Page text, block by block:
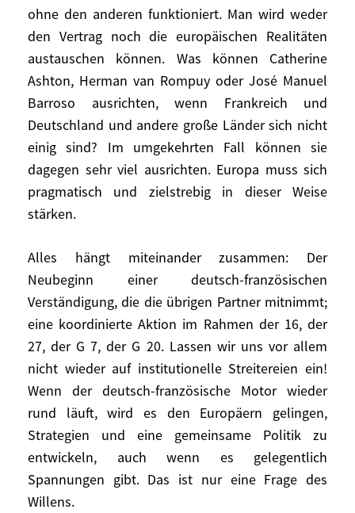
ohne den anderen funktioniert. Man wird weder
den Vertrag noch die europäischen Realitäten
austauschen können. Was können Catherine
Ashton, Herman van Rompuy oder José Manuel
Barroso ausrichten, wenn Frankreich und
Deutschland und andere große Länder sich nicht
einig sind? Im umgekehrten Fall können sie
dagegen sehr viel ausrichten. Europa muss sich
pragmatisch und zielstrebig in dieser Weise
stärken.
Alles hängt miteinander zusammen: Der
Neubeginn einer deutsch-französischen
Verständigung, die die übrigen Partner mitnimmt;
eine koordinierte Aktion im Rahmen der 16, der
27, der G 7, der G 20. Lassen wir uns vor allem
nicht wieder auf institutionelle Streitereien ein!
Wenn der deutsch-französische Motor wieder
rund läuft, wird es den Europäern gelingen,
Strategien und eine gemeinsame Politik zu
entwickeln, auch wenn es gelegentlich
Spannungen gibt. Das ist nur eine Frage des
Willens.
wird es zu einem Protektorat.
wichtigsten Länder sich über die
strategischen Ausrichtungen einigen
müssen, wenn Europa weiterhin Gewicht
haben soll: über die Regulierung der
Finanzmärkte (hier scheint eine Einigung
zwischen Frankreich und Deutschland und
in manchen Punkten sogar mit England in
Sicht), über die Umweltpolitik, über die
Nahen und Mittleren Osten und auch zu
den Vereinigten Staaten (dort sollte man
die durch Obama gebotenen Chancen
nutzen). Die Brüsseler Kommission könnte
diese strategische Annäherung fördern,
indem sie die zu überwindenden
Divergenzen ohne Umschweife aufzeigt.
Es ist höchste Zeit, den dogmatischen
Gegensatz zwischen
«gemeinschaftsorientiertem» und
«intergouvernementalem» Weg
aufzugeben, an dem die letzten